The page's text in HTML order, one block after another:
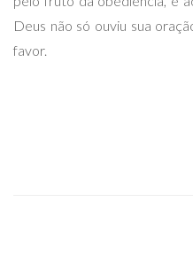
Deus não só ouviu sua
favor.